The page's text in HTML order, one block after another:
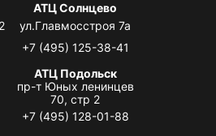
АТЦ Солнцево
ул.Главмосстроя 7а
+7 (495) 125-38-41
АТЦ Подольск
пр-т Юных ленинцев
70, стр 2
+7 (495) 128-01-88